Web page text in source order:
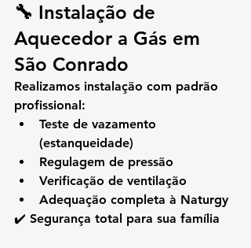
🔧 Instalação de
Aquecedor a Gás em
São Conrado
Realizamos instalação com padrão
profissional:
Teste de vazamento
(estanqueidade)
Regulagem de pressão
Verificação de ventilação
Adequação completa à Naturgy
✔️ Segurança total para sua família